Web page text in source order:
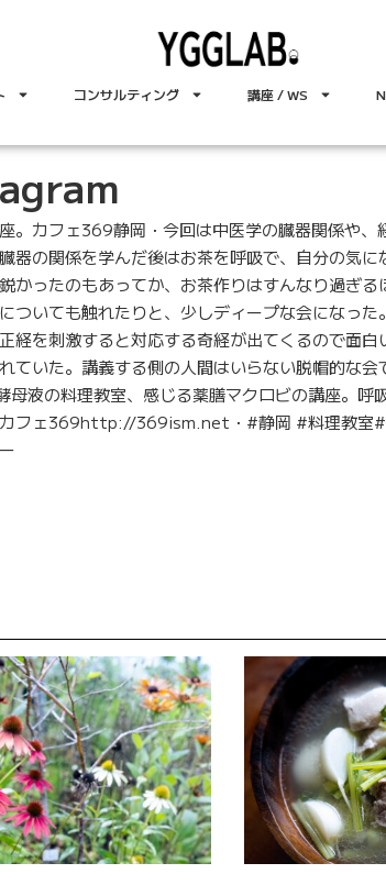
コンサルティング 講座 / WS
。カフェ369静岡・今回は中医学の臓器関係や、
器の関係を学んだ後はお茶を呼吸で、自分の気
かったのもあってか、お茶作りはすんなり過ぎ
ついても触れたりと、少しディープな会になっ
経を刺激すると対応する奇経が出てくるので面
ていた。講義する側の人間はいらない脱帽的な
母液の料理教室、感じる薬膳マクロビの講座。呼
カフェ369http://369ism.net・#静岡 #料理教室